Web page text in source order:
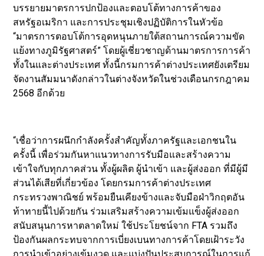
บรรยายมาตรการปกป้องและตอบโต้ทางการค้าของ
สหรัฐอเมริกา และการประชุมเชิงปฏิบัติการในหัวข้อ
“มาตรการตอบโต้การอุดหนุนภายใต้สถานการณ์ความขัด
แย้งทางภูมิรัฐศาสตร์” โดยผู้เชี่ยวชาญด้านมาตรการการค้า
ทั้งในและต่างประเทศ ทั้งนี้กรมการค้าต่างประเทศยังเตรียม
จัดงานสัมมนาดังกล่าวในต่างจังหวัดในช่วงเดือนกรกฎาคม
2568 อีกด้วย
“เชื่อว่าการผนึกกำลังครั้งสำคัญทั้งภาครัฐและเอกชนใน
ครั้งนี้ เพื่อร่วมกันหาแนวทางการรับมือและสร้างความ
เข้าใจกับทุกภาคส่วน ทั้งผู้ผลิต ผู้นำเข้า และผู้ส่งออก ที่มีผู้มี
ส่วนได้เสียที่เกี่ยวข้อง โดยกรมการค้าต่างประเทศ
กระทรวงพาณิชย์ พร้อมยืนเคียงข้างและจับมือฝ่าวิกฤตอัน
ท้าทายนี้ไปด้วยกัน ร่วมเสริมสร้างความเข้มแข็งผู้ส่งออก
สนับสนุนการหาตลาดใหม่ ใช้ประโยชน์จาก FTA รวมถึง
ป้องกันผลกระทบจากการเบี่ยงเบนทางการค้าโดยเฝ้าระวัง
การนำเข้าอย่างเข้มงวด และแบ่งปันประสบการณ์ในการแก้